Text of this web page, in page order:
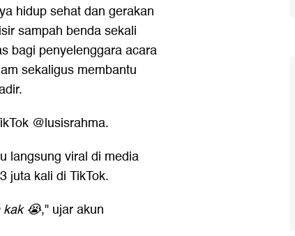
hidup sehat dan gerakan
sampah benda sekali
bagi penyelenggara acara
sekaligus membantu
@lusisrahma.
langsung viral di media
juta kali di TikTok.
kak 😭," ujar akun